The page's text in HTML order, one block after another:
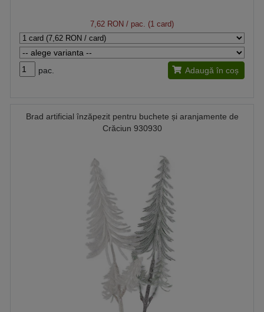
7,62 RON / pac. (1 card)
pac. Adaugă în coș
Brad artificial înzăpezit pentru buchete și aranjamente de
Crăciun 930930